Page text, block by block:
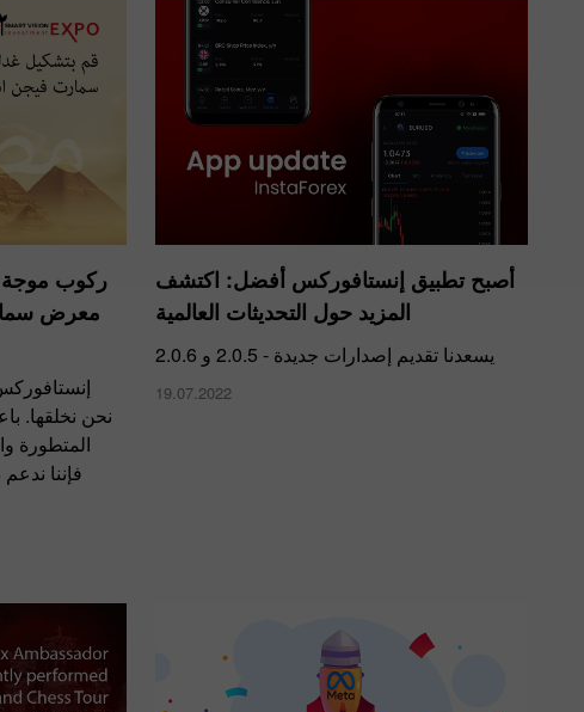
ركوب موجة
معرض
نحن نخلقها.
المتطورة
فإننا
أصبح تطبيق إنستافوركس أفضل: اكتشف
المزيد حول التحديثات العالمية
يسعدنا تقديم إصدارات جديدة - 2.0.5 و 2.0.6
19.07.2022